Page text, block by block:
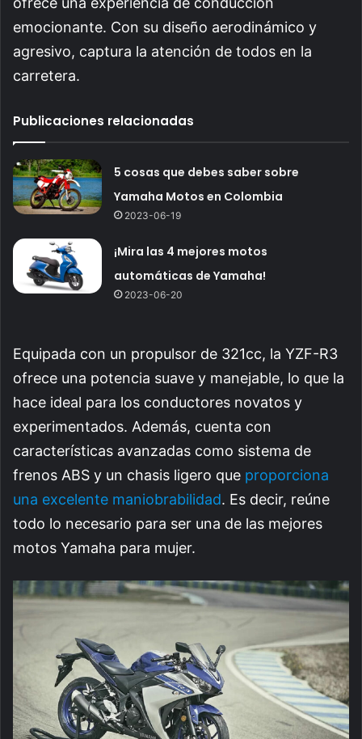
emocionante. Con su diseño aerodinámico y
agresivo, captura la atención de todos en la
carretera.
Publicaciones relacionadas
5 cosas que debes saber sobre
Yamaha Motos en Colombia
2023-06-19
¡Mira las 4 mejores motos
automáticas de Yamaha!
2023-06-20
Equipada con un propulsor de 321cc, la YZF-R3
ofrece una potencia suave y manejable, lo que la
hace ideal para los conductores novatos y
experimentados. Además, cuenta con
características avanzadas como sistema de
frenos ABS y un chasis ligero que proporciona
una excelente maniobrabilidad. Es decir, reúne
todo lo necesario para ser una de las mejores
motos Yamaha para mujer.